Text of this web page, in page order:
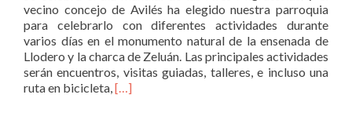
vecino concejo de Avilés ha elegido nuestra parroquia
para celebrarlo con diferentes actividades durante
varios días en el monumento natural de la ensenada de
Llodero y la charca de Zeluán. Las principales actividades
serán encuentros, visitas guiadas, talleres, e incluso una
ruta en bicicleta,Read
[…]